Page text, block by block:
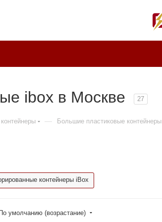
ibox в Москве 27
— Большие пластиковые контейнеры
контейнеры iBox
По умолчанию (возрастание)